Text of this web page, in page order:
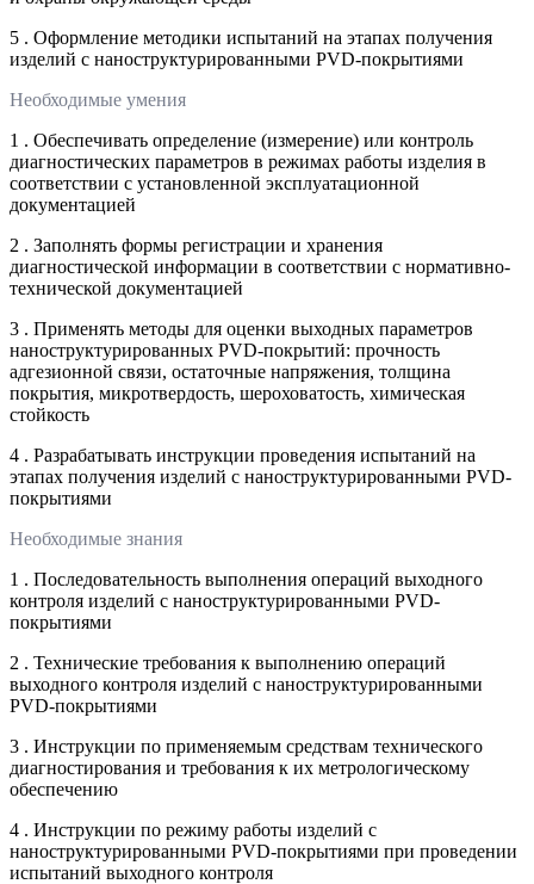
5 . Оформление методики испытаний на этапах получения
изделий с наноструктурированными PVD-покрытиями
Необходимые умения
1 . Обеспечивать определение (измерение) или контроль
диагностических параметров в режимах работы изделия в
соответствии с установленной эксплуатационной
документацией
2 . Заполнять формы регистрации и хранения
диагностической информации в соответствии с нормативно-
технической документацией
3 . Применять методы для оценки выходных параметров
наноструктурированных PVD-покрытий: прочность
адгезионной связи, остаточные напряжения, толщина
покрытия, микротвердость, шероховатость, химическая
стойкость
4 . Разрабатывать инструкции проведения испытаний на
этапах получения изделий с наноструктурированными PVD-
покрытиями
Необходимые знания
1 . Последовательность выполнения операций выходного
контроля изделий с наноструктурированными PVD-
покрытиями
2 . Технические требования к выполнению операций
выходного контроля изделий с наноструктурированными
PVD-покрытиями
3 . Инструкции по применяемым средствам технического
диагностирования и требования к их метрологическому
обеспечению
4 . Инструкции по режиму работы изделий с
наноструктурированными PVD-покрытиями при проведении
испытаний выходного контроля